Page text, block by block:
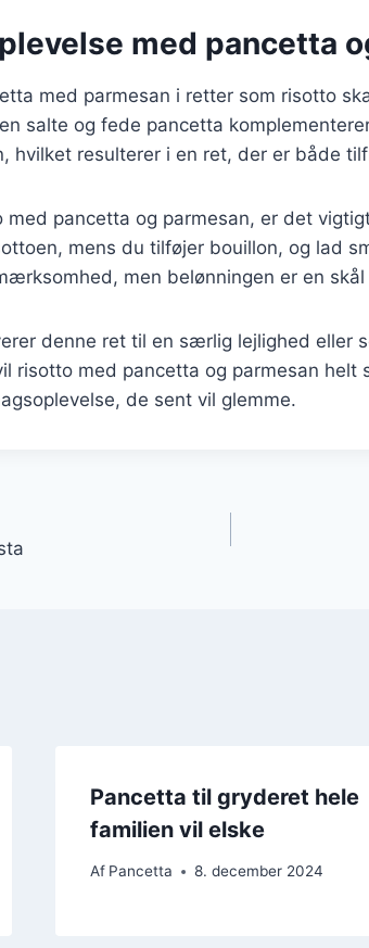
med pancetta
med parmesan i retter som risotto
salte og fede pancetta
hvilket resulterer i en ret, der er både
med pancetta og parmesan, er det
mens du tilføjer bouillon, og lad
men belønningen er en
denne ret til en særlig lejlighed eller
risotto med pancetta og parmesan
de sent vil glemme.
Pancetta til gryderet hele
familien vil elske
Af Pancetta 8. december 2024